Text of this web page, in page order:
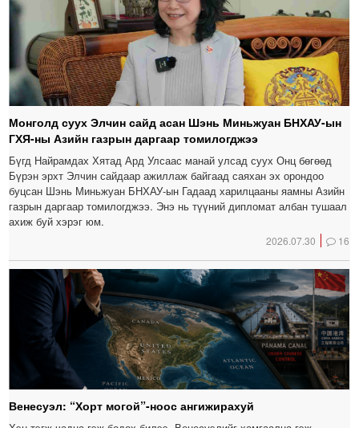
Монголд суух Элчин сайд асан Шэнь Миньжуан БНХАУ-ын
ГХЯ-ны Азийн газрын даргаар томилогджээ
Бүгд Найрамдах Хятад Ард Улсаас манай улсад суух Онц бөгөөд
Бүрэн эрхт Элчин сайдаар ажиллаж байгаад саяхан эх орондоо
буцсан Шэнь Миньжуан БНХАУ-ын Гадаад харилцааны яамны Азийн
газрын даргаар томилогджээ. Энэ нь түүний дипломат албан тушаал
ахиж буй хэрэг юм.
2026.07.30 16
Венесуэл: “Хорт могой”-ноос ангижирахуй